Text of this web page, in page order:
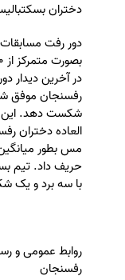
دختران
دور رفت
در آخرين ديدار
شكست دهد. اين
العاده دختران
حريف داد. تيم
با سه برد و يک
️روابط عمومی و
رفسنجان